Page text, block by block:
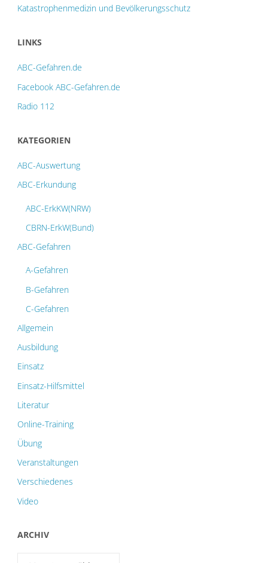
Sponsoren
Katastrophenmedizin und Bevölkerungsschutz
LINKS
ABC-Gefahren.de
Facebook ABC-Gefahren.de
Radio 112
KATEGORIEN
ABC-Auswertung
ABC-Erkundung
ABC-ErkKW(NRW)
CBRN-ErkW(Bund)
ABC-Gefahren
A-Gefahren
B-Gefahren
C-Gefahren
Allgemein
Ausbildung
Einsatz
Einsatz-Hilfsmittel
Literatur
Online-Training
Übung
Veranstaltungen
Verschiedenes
Video
ARCHIV